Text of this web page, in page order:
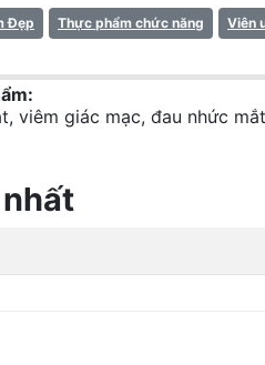
Đẹp Thực phẩm chức năng Viên
viêm giác mạc, đau nhức